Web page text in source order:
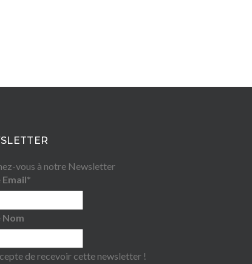
vous à notre Newsletter
de recevoir cette newsletter !